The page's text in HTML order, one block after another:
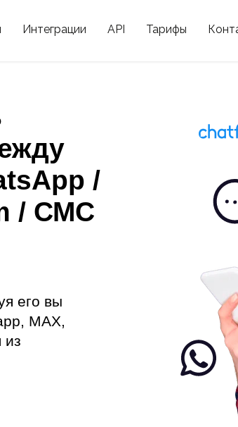
Интеграции API Тарифы
/
/ СМС
его вы
MAX,